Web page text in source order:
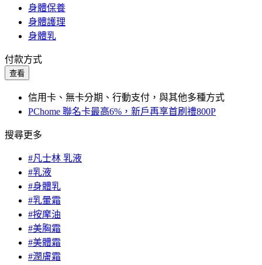
身體保養
身體護理
身體乳
付款方式
查看
信用卡、無卡分期、行動支付，與其他多種方式
PChome 聯名卡最高6%，新戶再享首刷禮800P
搜尋更多
#凡士林 乳液
#乳液
#身體乳
#乳暈霜
#按摩油
#美胸霜
#美體霜
#潤膚霜